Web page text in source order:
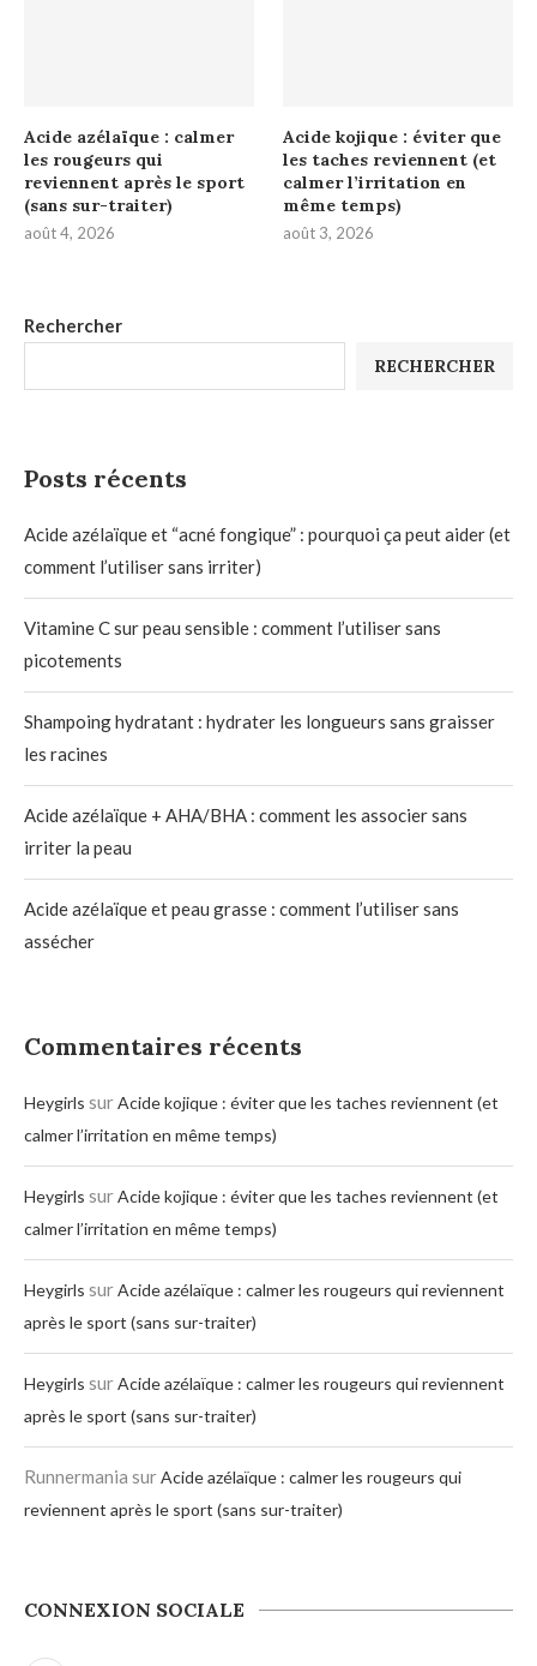
Rechercher
RECHERCHER
Posts récents
Acide azélaïque et “acné fongique” : pourquoi ça peut aider (et
comment l’utiliser sans irriter)
Vitamine C sur peau sensible : comment l’utiliser sans
picotements
Shampoing hydratant : hydrater les longueurs sans graisser
les racines
Acide azélaïque + AHA/BHA : comment les associer sans
irriter la peau
Acide azélaïque et peau grasse : comment l’utiliser sans
assécher
Commentaires récents
Heygirls surAcide kojique : éviter que les taches reviennent (et
calmer l’irritation en même temps)
Heygirls surAcide kojique : éviter que les taches reviennent (et
calmer l’irritation en même temps)
Heygirls surAcide azélaïque : calmer les rougeurs qui reviennent
après le sport (sans sur-traiter)
Heygirls surAcide azélaïque : calmer les rougeurs qui reviennent
après le sport (sans sur-traiter)
Runnermania surAcide azélaïque : calmer les rougeurs qui
reviennent après le sport (sans sur-traiter)
CONNEXION SOCIALE
Acide azélaïque : calmer
les rougeurs qui
reviennent après le sport
(sans sur-traiter)
août 4, 2026
Acide kojique : éviter que
les taches reviennent (et
calmer l’irritation en
même temps)
août 3, 2026